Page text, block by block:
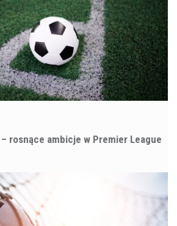
rosnące ambicje w Premier League